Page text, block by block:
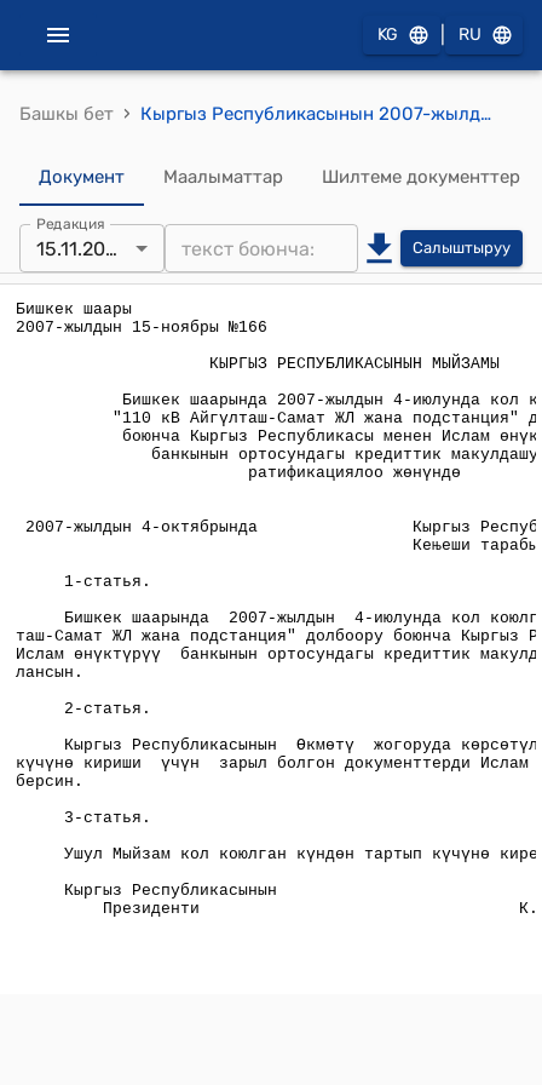
KG RU
Башкы бет › Кыргыз Республикасынын 2007-жылдын 15-ноябрындагы №166 "Бишкек шаарында 2007-жылдын 4-июлунда кол коюлган "110 кВ Айгүлташ-Самат ЖЛ жана подстанция" долбоору боюнча Кыргыз Республикасы менен Ислам өнүктүрүү банкынын ортосундагы кредиттик макулдашууну ратификациялоо жөнүндө" мыйзам
Документ Маалыматтар Шилтеме документтер
Редакция
15.11.2007 Салыштыруу